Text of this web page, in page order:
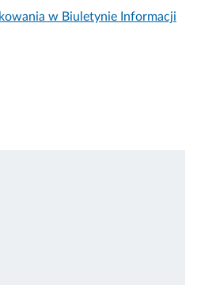
w Biuletynie Informacji